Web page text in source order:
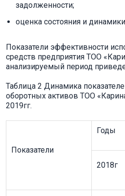
задолженности;
оценка состояния и
Показатели эффективности
средств предприятия ТОО
анализируемый период
Таблица 2 Динамика
оборотных активов ТОО
2019гг.
Показатели
Годы
2018г